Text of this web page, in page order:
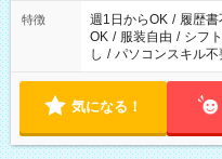
特徴 週1日からOK / 履歴書
OK / 服装自由 / シフ
し / パソコンスキル不
気になる！